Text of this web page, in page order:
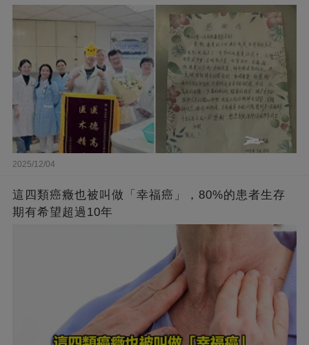
2025/12/04
這四類癌癥也被叫做「幸福癌」，80%的患者生存
期有希望超過10年